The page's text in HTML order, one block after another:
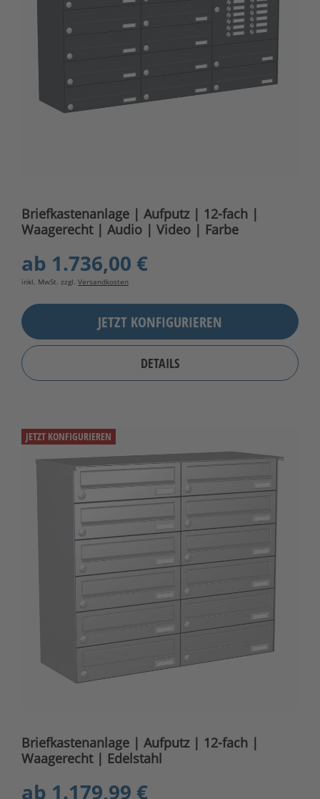
Briefkastenanlage | Aufputz | 12-fach |
Waagerecht | Audio | Video | Farbe
ab 1.736,00 €
inkl. MwSt. zzgl. Versandkosten
JETZT KONFIGURIEREN
DETAILS
JETZT KONFIGURIEREN
Briefkastenanlage | Aufputz | 12-fach |
Waagerecht | Edelstahl
ab 1.179,99 €